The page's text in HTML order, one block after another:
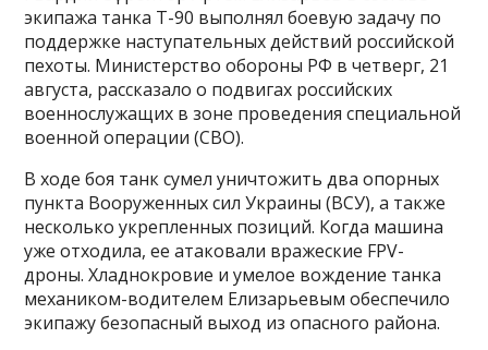
экипажа танка Т-90 выполнял боевую задачу по
поддержке наступательных действий российской
пехоты. Министерство обороны РФ в четверг, 21
августа, рассказало о подвигах российских
военнослужащих в зоне проведения специальной
военной операции (СВО).
В ходе боя танк сумел уничтожить два опорных
пункта Вооруженных сил Украины (ВСУ), а также
несколько укрепленных позиций. Когда машина
уже отходила, ее атаковали вражеские FPV-
дроны. Хладнокровие и умелое вождение танка
механиком-водителем Елизарьевым обеспечило
экипажу безопасный выход из опасного района.